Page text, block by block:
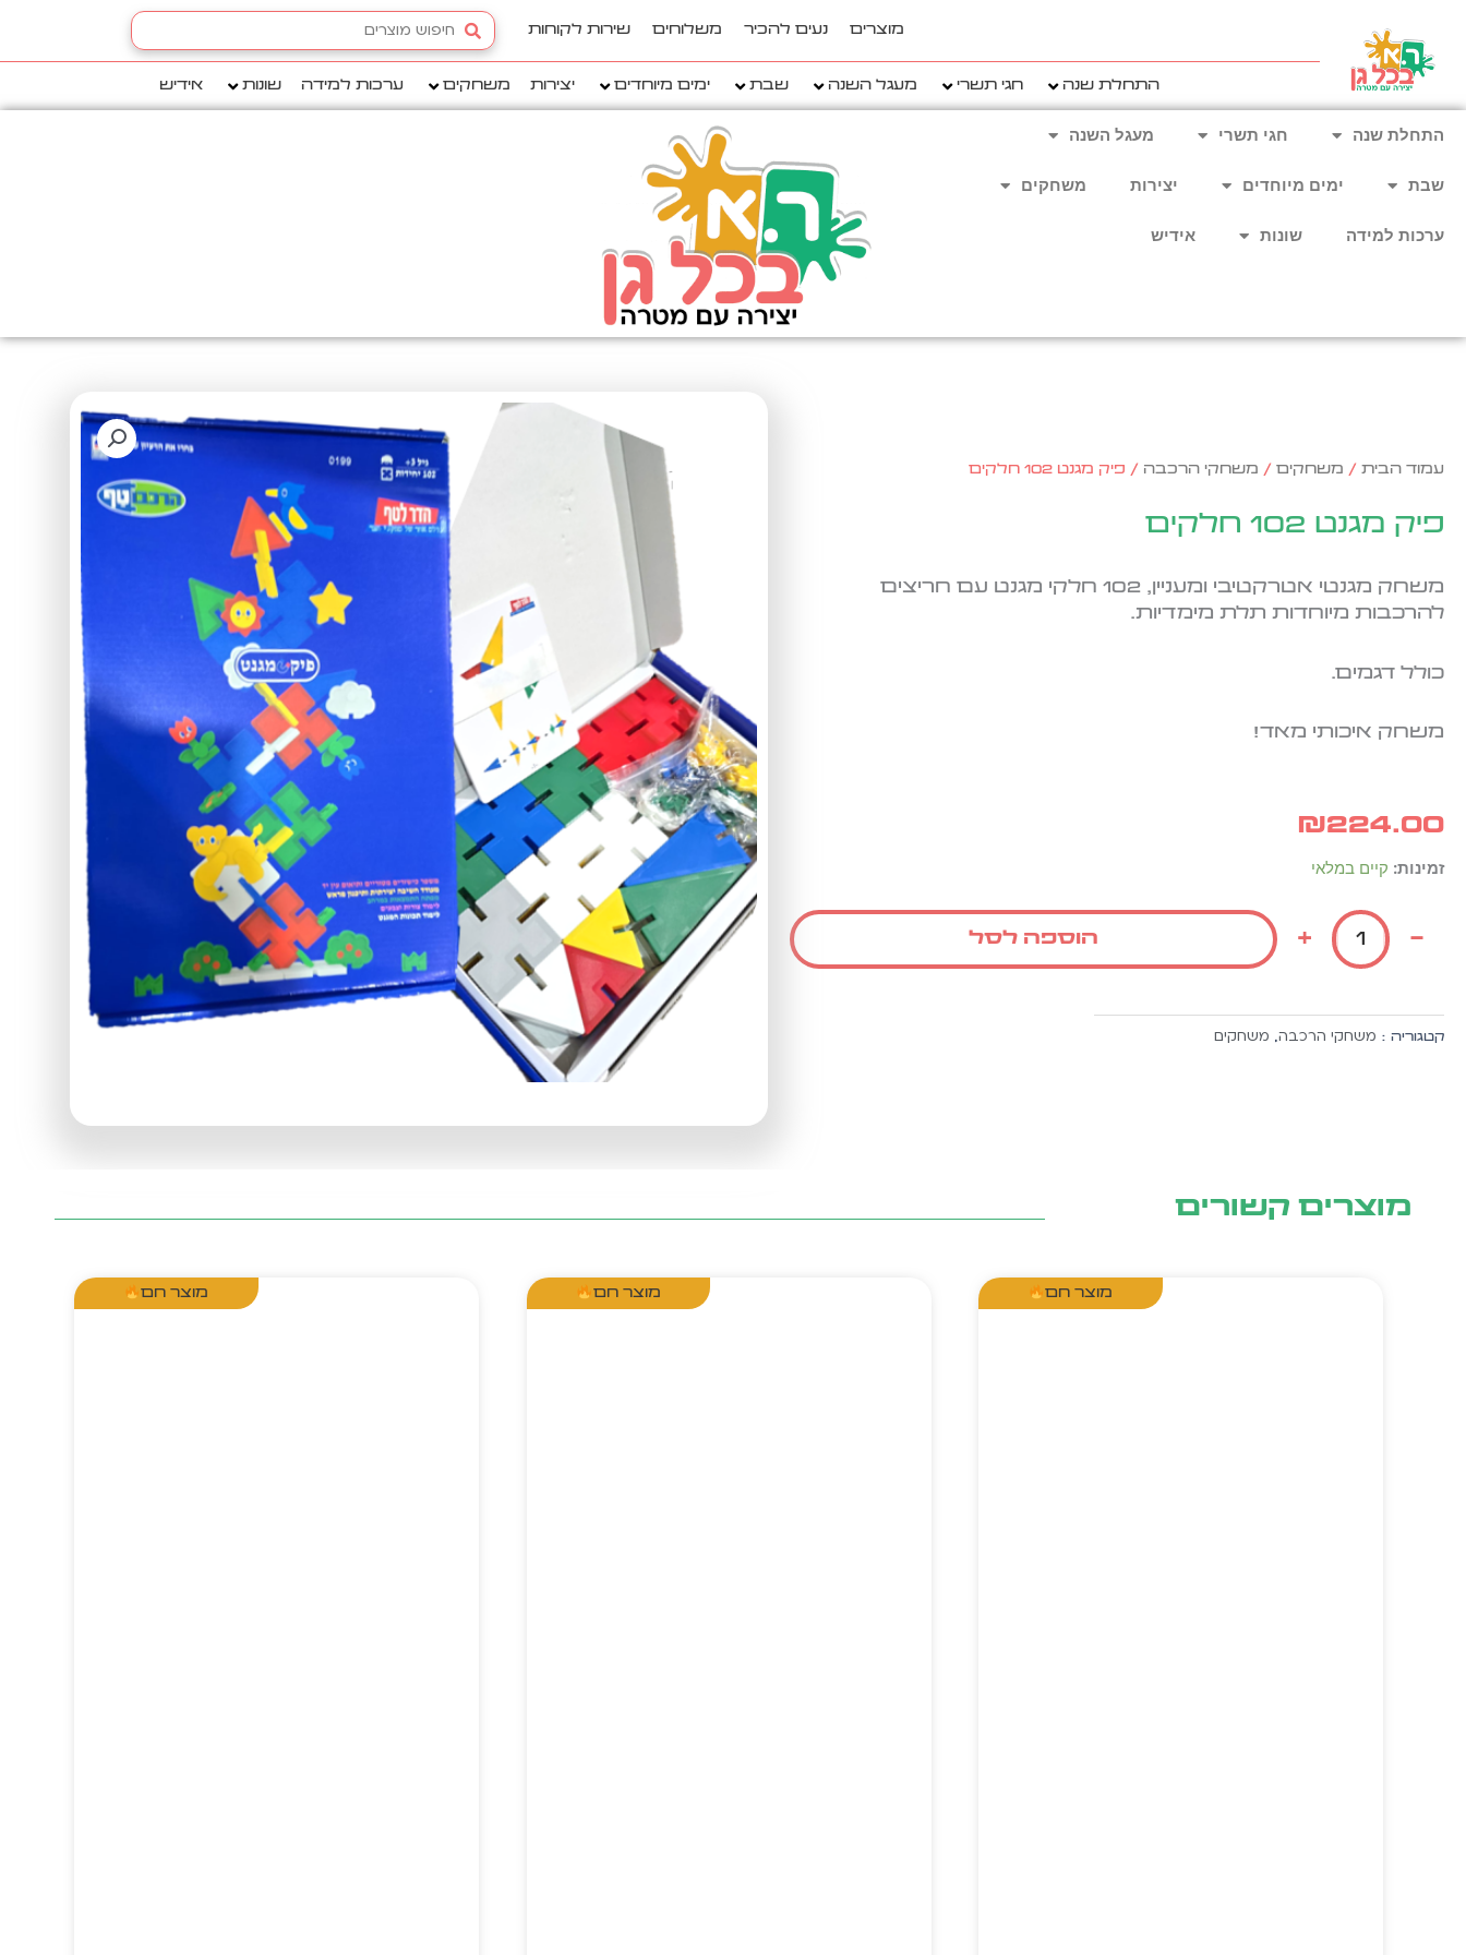
מוצרים נעים להכיר משלוחים שירות לקוחות
Search
...
התחלת שנה חגי תשרי מעגל השנה שבת ימים מיוחדים יצירות משחקים ערכות למידה שונות אידיש
התחלת שנה חגי תשרי מעגל השנה
שבת ימים מיוחדים יצירות משחקים
ערכות למידה שונות אידיש
עמוד הבית / משחקים / משחקי הרכבה / פיק מגנט 102 חלקים
פיק מגנט 102 חלקים
משחק מגנטי אטרקטיבי ומעניין, 102 חלקי מגנט עם חריצים
להרכבות מיוחדות תלת מימדיות.
כולל דגמים.
משחק איכותי מאד!
₪224.00
זמינות: קיים במלאי
-
כמות
פיק
מגנט
102
+ הוספה לסל
קטגוריה : משחקי הרכבה, משחקים
מוצרים קשורים
מוצר חם מוצר חם מוצר חם